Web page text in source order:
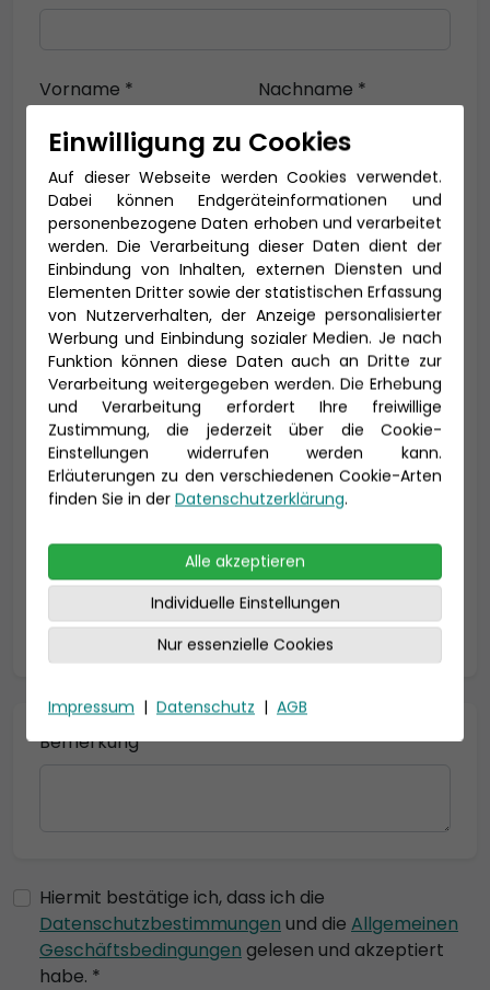
Vorname * Nachname *
E-Mail *
Telefon *
Geburtsdatum
* = Pflichtfelder
Bemerkung
Hiermit bestätige ich, dass ich die
Datenschutzbestimmungen und die Allgemeinen
Geschäftsbedingungen gelesen und akzeptiert
habe. *
Einwilligung zu Cookies
Auf dieser Webseite werden Cookies verwendet.
Dabei können Endgeräteinformationen und
personenbezogene Daten erhoben und verarbeitet
werden. Die Verarbeitung dieser Daten dient der
Einbindung von Inhalten, externen Diensten und
Elementen Dritter sowie der statistischen Erfassung
von Nutzerverhalten, der Anzeige personalisierter
Werbung und Einbindung sozialer Medien. Je nach
Funktion können diese Daten auch an Dritte zur
Verarbeitung weitergegeben werden. Die Erhebung
und Verarbeitung erfordert Ihre freiwillige
Zustimmung, die jederzeit über die Cookie-
Einstellungen widerrufen werden kann.
Erläuterungen zu den verschiedenen Cookie-Arten
finden Sie in der Datenschutzerklärung.
Alle akzeptieren
Individuelle Einstellungen
Nur essenzielle Cookies
Impressum | Datenschutz | AGB